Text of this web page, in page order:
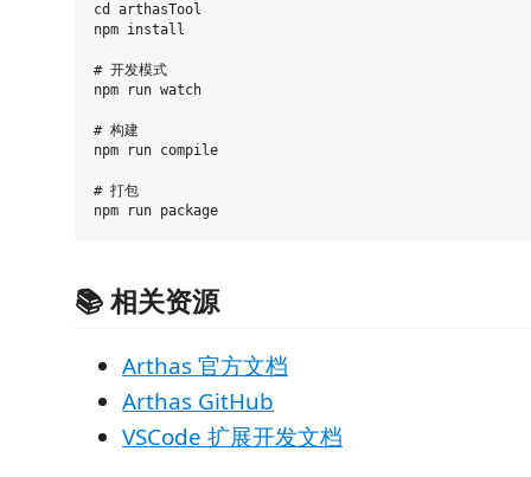
cd arthasTool
npm install
# 开发模式
npm run watch
# 构建
npm run compile
# 打包
📚 相关资源
Arthas 官方文档
Arthas GitHub
VSCode 扩展开发文档